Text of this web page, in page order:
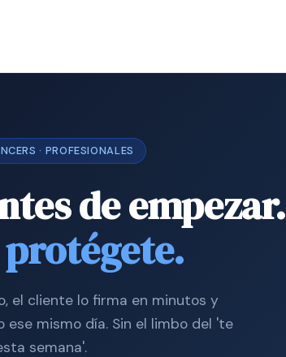
· PROFESIONALES
de empezar.
el cliente lo firma en minutos y
ese mismo día. Sin el limbo del 'te
semana'.